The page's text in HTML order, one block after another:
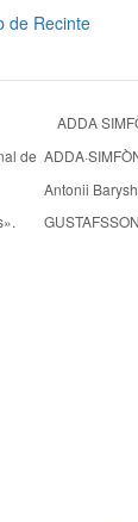
de Recinte
de
ADDA
Antonii
GUSTAFSSON